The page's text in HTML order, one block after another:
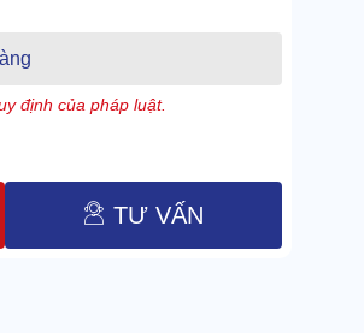
định của pháp luật.
TƯ VẤN